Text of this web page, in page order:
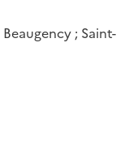
; Saint-